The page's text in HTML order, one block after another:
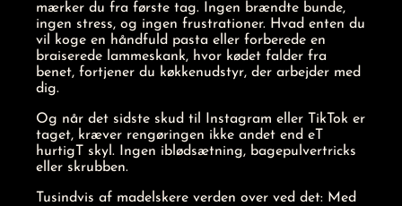
mærker du fra første tag. Ingen brændte bunde,
ingen stress, og ingen frustrationer. Hvad enten du
vil koge en håndfuld pasta eller forberede en
braiserede lammeskank, hvor kødet falder fra
benet, fortjener du køkkenudstyr, der arbejder med
dig.
Og når det sidste skud til Instagram eller TikTok er
taget, kræver rengøringen ikke andet end eT
hurtigT skyl. Ingen iblødsætning, bagepulvertricks
eller skrubben.
Tusindvis af madelskere verden over ved det: Med